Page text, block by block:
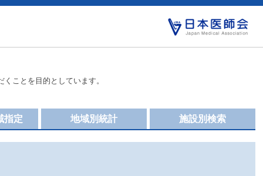
ことを目的としています。
施設別検索
地域別統計
指定